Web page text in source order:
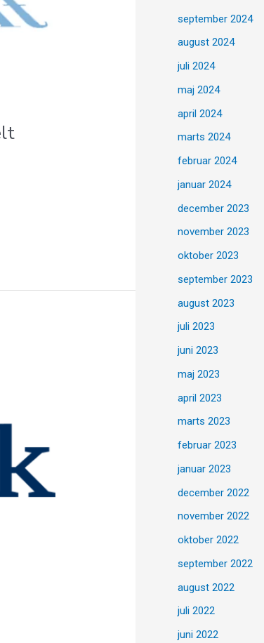
september 2024
august 2024
juli 2024
maj 2024
april 2024
marts 2024
februar 2024
januar 2024
december 2023
november 2023
oktober 2023
september 2023
august 2023
juli 2023
juni 2023
maj 2023
april 2023
marts 2023
februar 2023
januar 2023
december 2022
november 2022
oktober 2022
september 2022
august 2022
juli 2022
juni 2022